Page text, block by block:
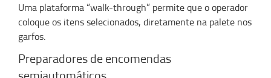
Uma plataforma “walk-through” permite que o operador
coloque os itens selecionados, diretamente na palete nos
garfos.
Preparadores de encomendas